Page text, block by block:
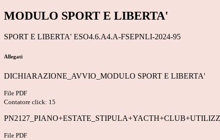
MODULO SPORT E LIBERTA'
SPORT E LIBERTA' ESO4.6.A4.A-FSEPNLI-2024-95
Allegati
DICHIARAZIONE_AVVIO_MODULO SPORT E LIBERTA'
File PDF
Contatore click: 15
File PDF